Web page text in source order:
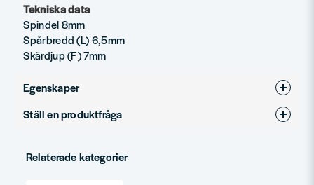
Tekniska data
Spindel 8mm
Spårbredd (L) 6,5mm
Skärdjup (F) 7mm
Egenskaper
Produkttyp
Ställ en produktfråga
Fråga oss något om denna produkten...
Relaterade kategorier